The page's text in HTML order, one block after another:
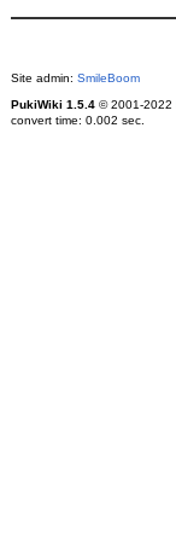
Site admin: SmileBoom
PukiWiki 1.5.4© 2001-2022
convert time: 0.002 sec.